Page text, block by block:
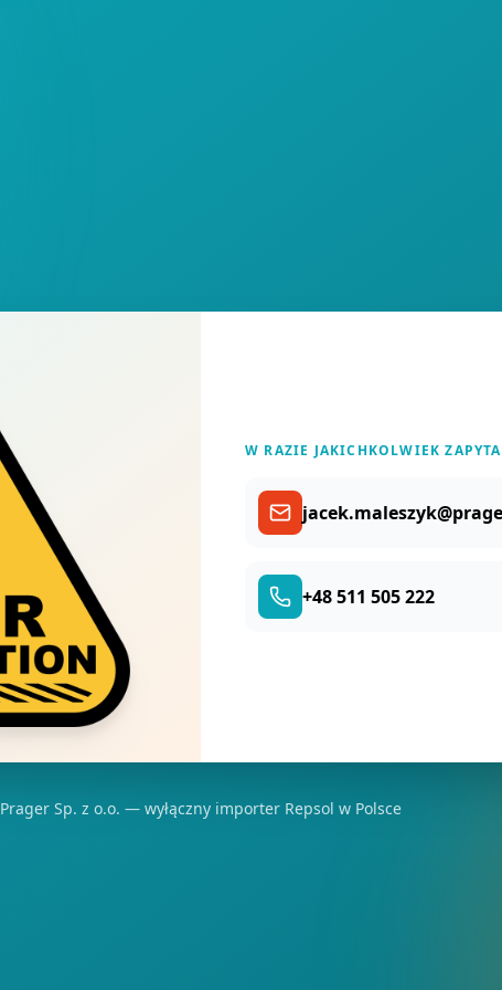
W RAZIE JAKICHKOLWIEK
+48 511 505 222
Prager Sp. z o.o. — wyłączny importer Repsol w Polsce